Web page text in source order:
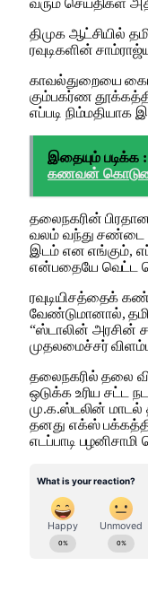
திமுக ஆட்சியில்
ரவுடிகளின்
காவல்துறையை
கும்பகர்ண
எப்படி நிம்மதியாக
இதையும் படிக்க :
கணவன்
தலைநகரின்
வலம் வந்து சண்டை
இடம் என எங்கும்,
என்பதையே வெட்ட
ரவுடியிசத்தைக்
வேண்டுமானால்,
“ஸ்டாலின்
முதலமைச்சர்
தலைநகரில் தலை
ஒடுக்க உரிய சட்ட
மு.க.ஸ்டலின் மாடல்
தனது எக்ஸ்
எடப்பாடி பழனிசாமி